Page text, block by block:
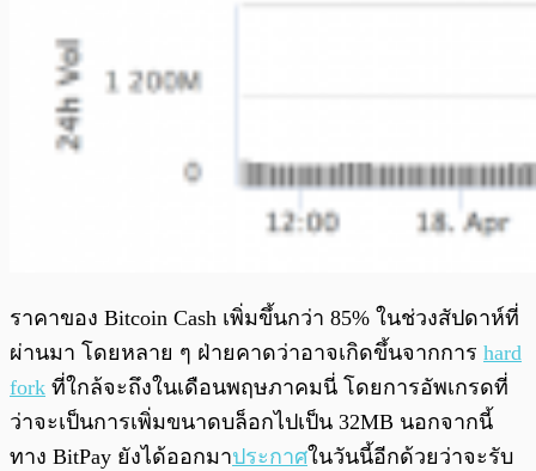
ราคาของ Bitcoin Cash เพิ่มขึ้นกว่า 85% ในช่วงสัปดาห์ที่
ผ่านมา โดยหลาย ๆ ฝ่ายคาดว่าอาจเกิดขึ้นจากการ hard
fork ที่ใกล้จะถึงในเดือนพฤษภาคมนี่ โดยการอัพเกรดที่
ว่าจะเป็นการเพิ่มขนาดบล็อกไปเป็น 32MB นอกจากนี้
ทาง BitPay ยังได้ออกมาประกาศในวันนี้อีกด้วยว่าจะรับ